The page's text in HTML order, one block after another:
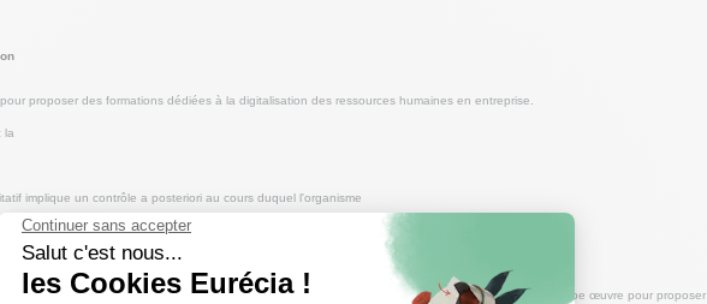
proposer des formations dédiées à la digitalisation des ressources humaines en entreprise.
la
implique un contrôle a posteriori au cours duquel l'organisme
qualités, ainsi que de la personnalisation des formations.
n'attendent pas et nous avons décidé de nous préparer au respect de ces exigences. Toute l'équipe œuvre pour proposer